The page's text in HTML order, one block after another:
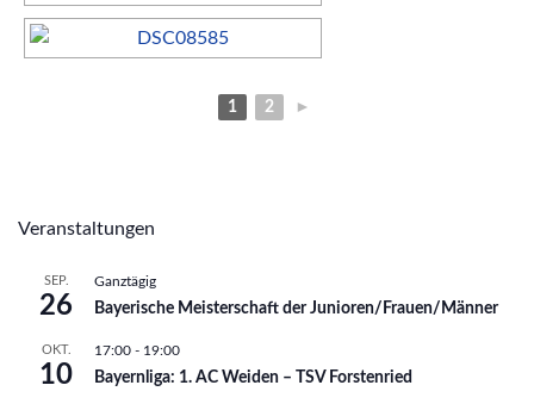
1 2 ►
Veranstaltungen
SEP.
26
Ganztägig
Bayerische Meisterschaft der Junioren/Frauen/Männer
OKT.
10
17:00 - 19:00
Bayernliga: 1. AC Weiden – TSV Forstenried